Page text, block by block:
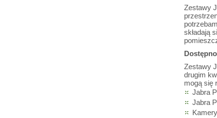
Zestawy
składają
Zestawy
drugim
mogą się
Jabra
Jabra